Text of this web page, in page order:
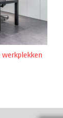
werkplekken